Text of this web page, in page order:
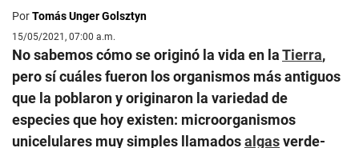
PorTomás Unger Golsztyn
15/05/2021, 07:00 a.m.
No sabemos cómo se originó la vida en laTierra,
pero sí cuáles fueron los organismos más antiguos
que la poblaron y originaron la variedad de
especies que hoy existen: microorganismos
unicelulares muy simples llamadosalgasverde-